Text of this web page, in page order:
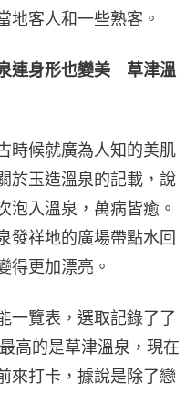
地客人和一些熟客。
連身形也變美　草津溫
時候就廣為人知的美肌
於玉造溫泉的記載，說
泡入溫泉，萬病皆癒。
發祥地的廣場帶點水回
得更加漂亮。
一覽表，選取記錄了了
高的是草津溫泉，現在
來打卡，據說是除了戀